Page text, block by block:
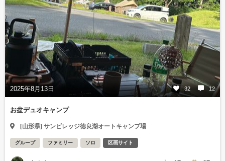
2025年8月13日 32 12
お盆デュオキャンプ
[山形県] サンビレッジ徳良湖オートキャンプ場
グループ ファミリー ソロ 区画サイト